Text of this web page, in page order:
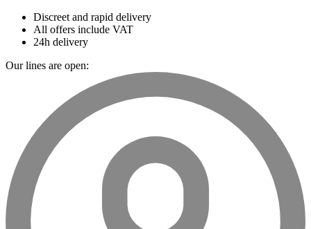
Discreet and rapid delivery
All offers include VAT
24h delivery
Our lines are open: